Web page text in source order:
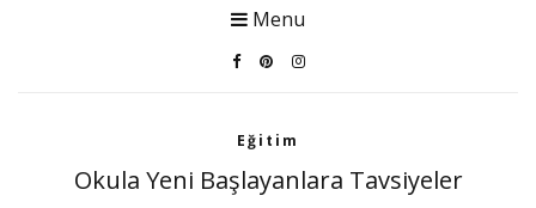
Menu
Eğitim
Okula Yeni Başlayanlara Tavsiyeler